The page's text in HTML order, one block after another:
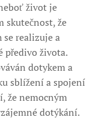
život je
skutečnost, že
se realizuje a
předivo života.
dotykem a
sblížení a spojení
že nemocným
dotýkání.